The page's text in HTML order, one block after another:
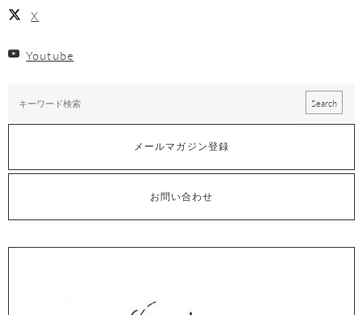
X
Youtube
メールマガジン登録
お問い合わせ